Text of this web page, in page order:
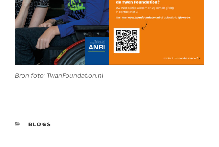
Bron foto: TwanFoundation.nl
CATEGORIEËN
BLOGS